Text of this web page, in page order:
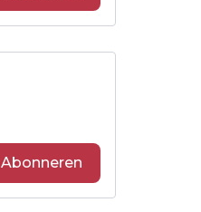
Abonneren